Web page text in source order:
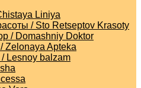
Liniya
/ Sto Retseptov Krasoty
/ Domashniy Doktor
Zelonaya Apteka
Lesnoy balzam